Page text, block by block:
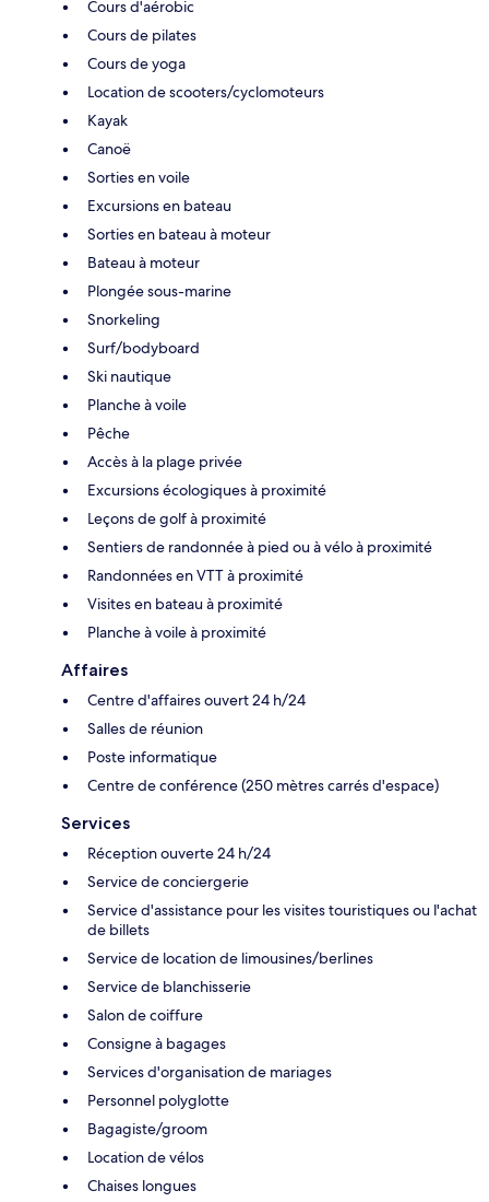
Cours d'aérobic
Cours de pilates
Cours de yoga
Location de scooters/cyclomoteurs
Kayak
Canoë
Sorties en voile
Excursions en bateau
Sorties en bateau à moteur
Bateau à moteur
Plongée sous-marine
Snorkeling
Surf/bodyboard
Ski nautique
Planche à voile
Pêche
Accès à la plage privée
Excursions écologiques à proximité
Leçons de golf à proximité
Sentiers de randonnée à pied ou à vélo à proximité
Randonnées en VTT à proximité
Visites en bateau à proximité
Planche à voile à proximité
Affaires
Centre d'affaires ouvert 24 h/24
Salles de réunion
Poste informatique
Centre de conférence (250 mètres carrés d'espace)
Services
Réception ouverte 24 h/24
Service de conciergerie
Service d'assistance pour les visites touristiques ou l'achat
de billets
Service de location de limousines/berlines
Service de blanchisserie
Salon de coiffure
Consigne à bagages
Services d'organisation de mariages
Personnel polyglotte
Bagagiste/groom
Location de vélos
Chaises longues